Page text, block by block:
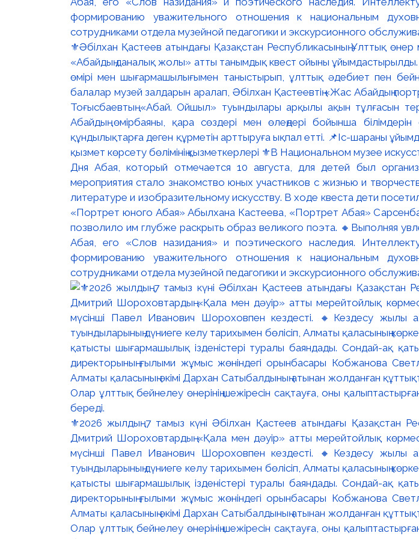
⚜️Әбілхан Қастеев атындағы Қазақстан Республикасының Ұлттық өнер
«Абайдың даналық жолы» атты танымдық квест ойыны
өмірі мен шығармашылығымен таныстырып, ұлттық әдебиет пен
балалар музей залдарын аралап, Әбілхан Қастеевтің «Жас Абайдың
Тоғысбаевтың «Абай. Ойшыл» туындылары арқылы ақын тұлғасын
Абайдың өмірбаяны, қара сөздері мен өлеңдері бойынша
құндылықтарға деген құрметін арттыруға ықпал етті. 📌Іс-шараны
қызмет көрсету бөлімінің қызметкерлері ⚜️В Национальном музее
Дня Абая, который отмечается 10 августа, для детей был
мероприятия стало знакомство юных участников с жизнью и
литературе и изобразительному искусству. В ходе квеста дети
«Портрет юного Абая» Абылхана Кастеева, «Портрет Абая»
позволило им глубже раскрыть образ великого поэта. 🔸Выполняя
Абая, его «Слов назидания» и поэтического наследия.
формированию уважительного отношения к национальным
сотрудниками отдела музейной педагогики и экскурсионного
⚜️2026 жылдың 7 тамыз күні Әбілхан Қастеев атындағы Қазақстан
Дмитрий Шороховтардың «Қала мен дәуір» атты мерейтойлық
мүсінші Павел Иванович Шороховпен кездесті. 🔸Кездесу жылы
туындыларының дүниеге келу тарихымен бөлісіп, Алматы қаласының
қатысты шығармашылық ізденістері туралы баяндады. Сондай-ақ
директорының ғылыми жұмыс жөніндегі орынбасары Кобжанова
Алматы қаласының әкімі Дархан Сатыбалдының атынан жолданған
Олар ұлттық бейнелеу өнерінің шежіресін сақтауға, оны